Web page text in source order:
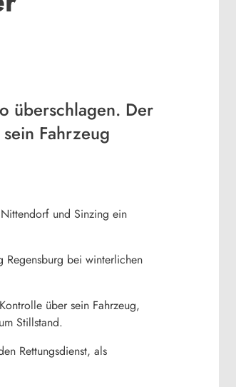
überschlagen. Der
Fahrzeug
und Sinzing ein
bei winterlichen
über sein Fahrzeug,
Stillstand.
Rettungsdienst, als